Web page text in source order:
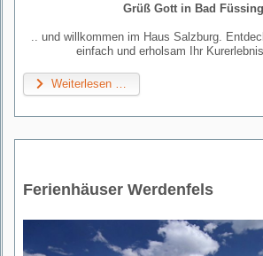
Grüß Gott in Bad
.. und willkommen im Haus Salzburg.
einfach und erholsam Ihr
Weiterlesen …
Ferienhäuser Werdenfels